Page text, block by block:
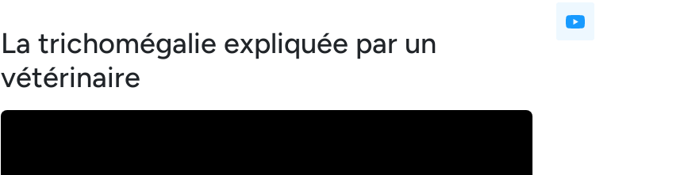
La trichomégalie expliquée par un
vétérinaire